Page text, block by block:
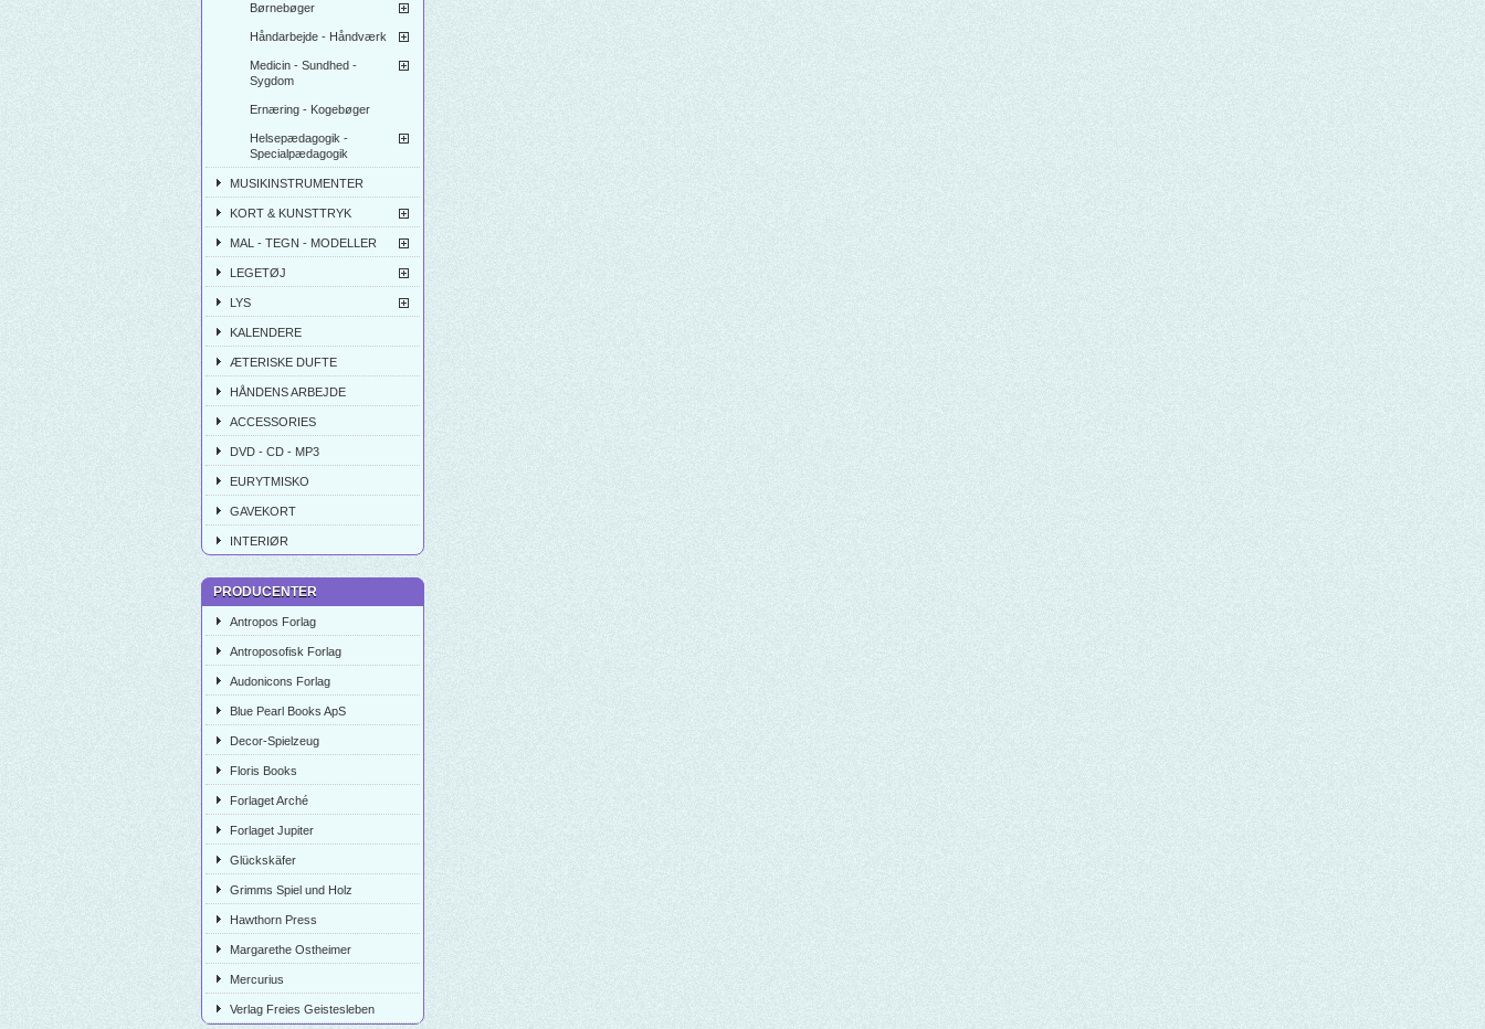
Børnebøger
Håndarbejde - Håndværk
Medicin - Sundhed -
Sygdom
Ernæring - Kogebøger
Helsepædagogik -
Specialpædagogik
MUSIKINSTRUMENTER
KORT & KUNSTTRYK
MAL - TEGN - MODELLER
LEGETØJ
LYS
KALENDERE
ÆTERISKE DUFTE
HÅNDENS ARBEJDE
ACCESSORIES
DVD - CD - MP3
EURYTMISKO
GAVEKORT
INTERIØR
PRODUCENTER
Antropos Forlag
Antroposofisk Forlag
Audonicons Forlag
Blue Pearl Books ApS
Decor-Spielzeug
Floris Books
Forlaget Arché
Forlaget Jupiter
Glückskäfer
Grimms Spiel und Holz
Hawthorn Press
Margarethe Ostheimer
Mercurius
Verlag Freies Geistesleben